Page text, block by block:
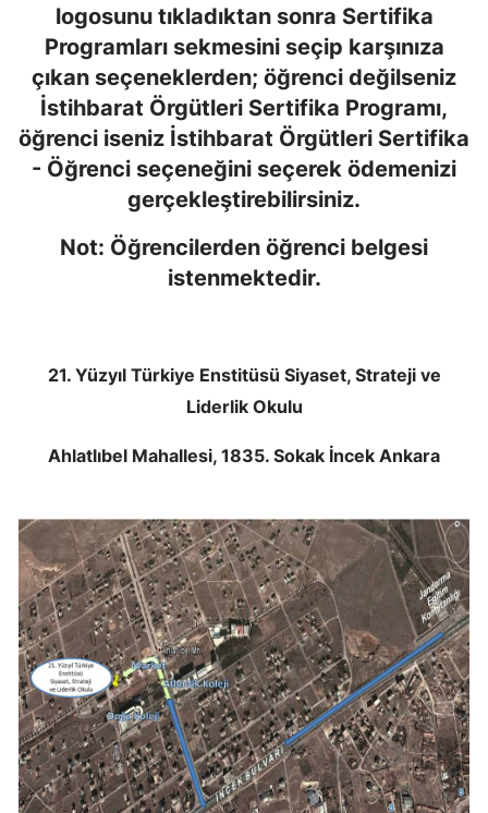
logosunu tıkladıktan sonra Sertifika
Programları sekmesini seçip karşınıza
çıkan seçeneklerden; öğrenci değilseniz
İstihbarat Örgütleri Sertifika Programı,
öğrenci iseniz İstihbarat Örgütleri Sertifika
- Öğrenci seçeneğini seçerek ödemenizi
gerçekleştirebilirsiniz.
Not: Öğrencilerden öğrenci belgesi
istenmektedir.
21. Yüzyıl Türkiye Enstitüsü Siyaset, Strateji ve
Liderlik Okulu
Ahlatlıbel Mahallesi, 1835. Sokak İncek Ankara